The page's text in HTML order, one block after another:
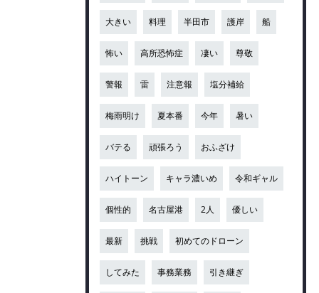
大きい 料理 半田市 護岸 船
怖い 高所恐怖症 凄い 尊敬
警報 雷 注意報 塩分補給
梅雨明け 夏本番 今年 暑い
バテる 頑張ろう おふざけ
ハイトーン キャラ濃いめ 令和ギャル
個性的 名古屋港 2人 優しい
最新 挑戦 初めてのドローン
してみた 事務業務 引き継ぎ